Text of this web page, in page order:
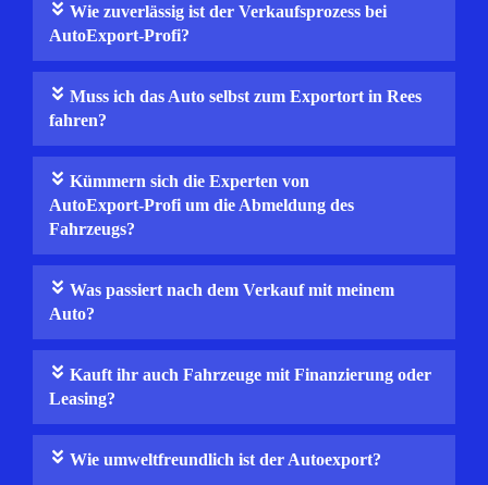
Wie zuverlässig ist der Verkaufsprozess bei
AutoExport-Profi?
Muss ich das Auto selbst zum Exportort in Rees
fahren?
Kümmern sich die Experten von
AutoExport‑Profi um die Abmeldung des
Fahrzeugs?
Was passiert nach dem Verkauf mit meinem
Auto?
Kauft ihr auch Fahrzeuge mit Finanzierung oder
Leasing?
Wie umweltfreundlich ist der Autoexport?